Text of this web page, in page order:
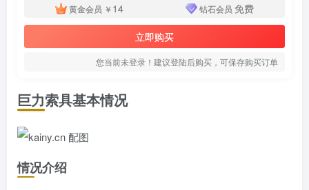
黄金会员 ￥ 14 钻石会员 免费
立即购买
您当前未登录！建议登陆后购买，可保存购买订单
巨力索具基本情况
情况介绍